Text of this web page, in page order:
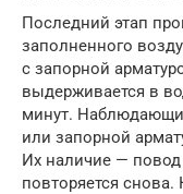
Последний этап
заполненного
с запорной
выдерживается в
минут.
или запорной
Их наличие —
повторяется